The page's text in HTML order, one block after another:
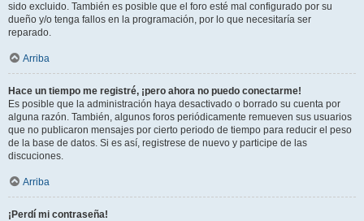
sido excluido. También es posible que el foro esté mal configurado por su
dueño y/o tenga fallos en la programación, por lo que necesitaría ser
reparado.
Arriba
Hace un tiempo me registré, ¡pero ahora no puedo conectarme!
Es posible que la administración haya desactivado o borrado su cuenta por
alguna razón. También, algunos foros periódicamente remueven sus usuarios
que no publicaron mensajes por cierto periodo de tiempo para reducir el peso
de la base de datos. Si es así, registrese de nuevo y participe de las
discuciones.
Arriba
¡Perdí mi contraseña!